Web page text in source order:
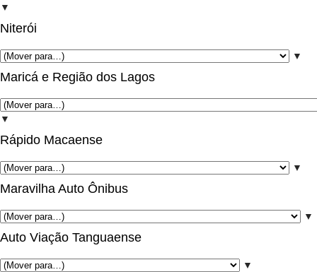
▼
Niterói
▼
Maricá e Região dos Lagos
▼
Rápido Macaense
▼
Maravilha Auto Ônibus
▼
Auto Viação Tanguaense
▼